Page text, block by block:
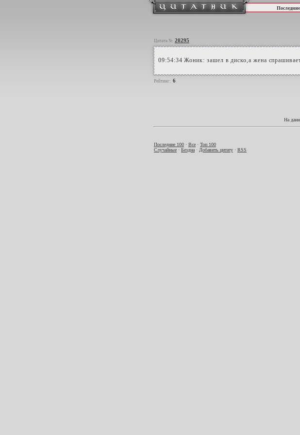
Цитата № 20295
09:54:34 Жоник: зашел в диско,а жена
Рейтинг: 6
На
Последние 100 · Все · Топ 100
Случайные · Бездна · Добавить цитату · RSS